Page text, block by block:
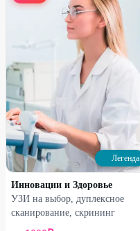
Легенда
Инновации и Здоровье
УЗИ на выбор, дуплексное
сканирование, скрининг